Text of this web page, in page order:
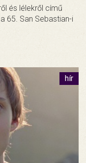
és lélekről című
65. San Sebastian-i
hír